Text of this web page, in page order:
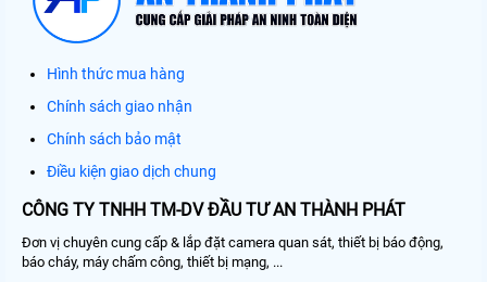
Hình thức mua hàng
Chính sách giao nhận
Chính sách bảo mật
Điều kiện giao dịch chung
CÔNG TY TNHH TM-DV ĐẦU TƯ AN THÀNH PHÁT
Đơn vị chuyên cung cấp & lắp đặt camera quan sát, thiết bị báo động,
báo cháy, máy chấm công, thiết bị mạng, ...